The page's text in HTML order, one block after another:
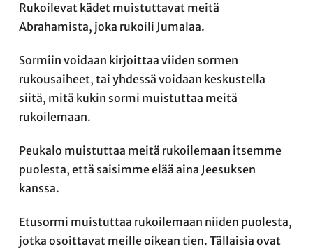
Rukoilevat kädet muistuttavat meitä
Abrahamista, joka rukoili Jumalaa.
Sormiin voidaan kirjoittaa viiden sormen
rukousaiheet, tai yhdessä voidaan keskustella
siitä, mitä kukin sormi muistuttaa meitä
rukoilemaan.
Peukalo muistuttaa meitä rukoilemaan itsemme
puolesta, että saisimme elää aina Jeesuksen
kanssa.
Etusormi muistuttaa rukoilemaan niiden puolesta,
jotka osoittavat meille oikean tien. Tällaisia ovat